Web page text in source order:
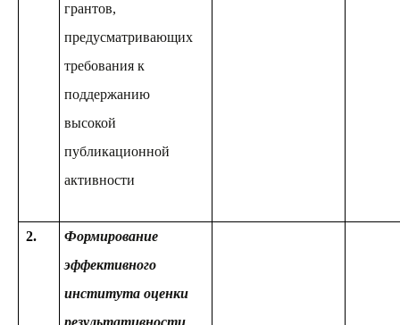
грантов,
предусматривающих
требования к
поддержанию
высокой
публикационной
активности
2.
Формирование
эффективного
института оценки
результативности